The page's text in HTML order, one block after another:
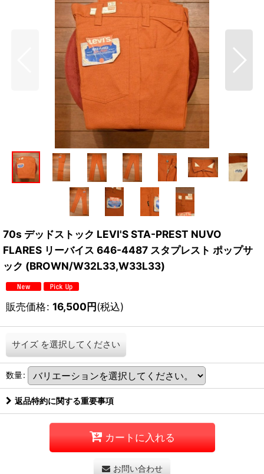
70s デッドストック LEVI'S STA-PREST NUVO
FLARES リーバイス 646-4487 スタプレスト ポップサ
ック (BROWN/W32L33,W33L33)
販売価格: 16,500円(税込)
サイズ を選択してください
数量:
返品特約に関する重要事項
カートに入れる
お問い合わせ